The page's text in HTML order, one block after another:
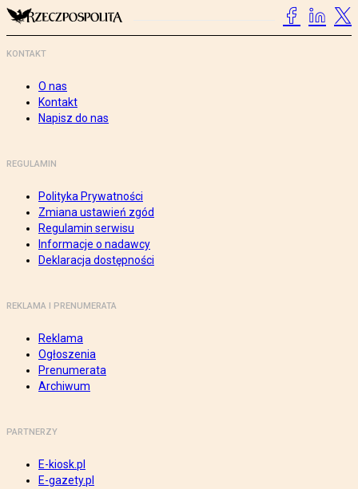
KONTAKT
O nas
Kontakt
Napisz do nas
REGULAMIN
Polityka Prywatności
Zmiana ustawień zgód
Regulamin serwisu
Informacje o nadawcy
Deklaracja dostępności
REKLAMA I PRENUMERATA
Reklama
Ogłoszenia
Prenumerata
Archiwum
PARTNERZY
E-kiosk.pl
E-gazety.pl